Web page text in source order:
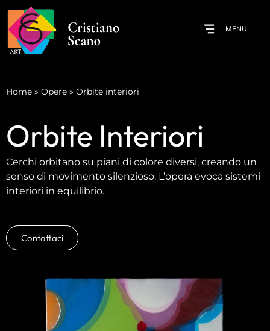
MENU
Home » Opere » Orbite interiori
Orbite Interiori
Cerchi orbitano su piani di colore diversi, creando un
senso di movimento silenzioso. L’opera evoca sistemi
interiori in equilibrio.
Contattaci